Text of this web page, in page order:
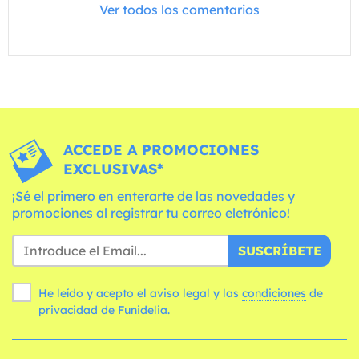
Ver todos los comentarios
ACCEDE A PROMOCIONES
EXCLUSIVAS*
¡Sé el primero en enterarte de las novedades y
promociones al registrar tu correo eletrónico!
SUSCRÍBETE
He leído y acepto el aviso legal y las condiciones
privacidad de Funidelia.